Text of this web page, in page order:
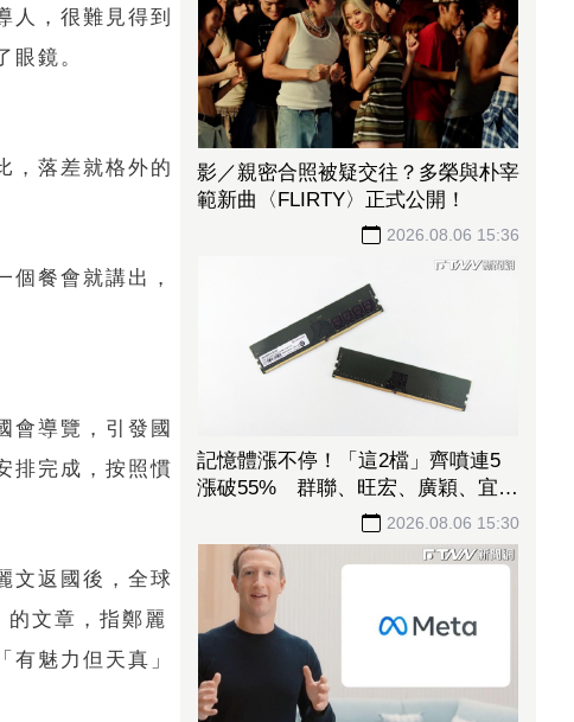
人，很難見得到
鏡。
，落差就格外的
餐會就講出，
會導覽，引發國
排完成，按照慣
文返國後，全球
文章，指鄭麗
魅力但天真」
光通訊漲勢小熄火！「這指標股」7
月營收亮眼連拉5漲停、汎銓、訊芯
漲破半根 全新、光環止步連4漲
2026.08.06 15:40
影／親密合照被疑交往？多榮與朴宰
範新曲〈FLIRTY〉正式公開！
2026.08.06 15:36